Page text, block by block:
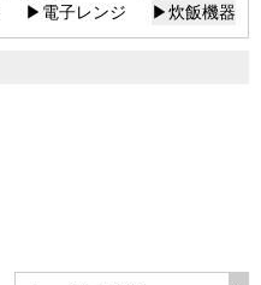
▶電子レンジ ▶炊飯機器